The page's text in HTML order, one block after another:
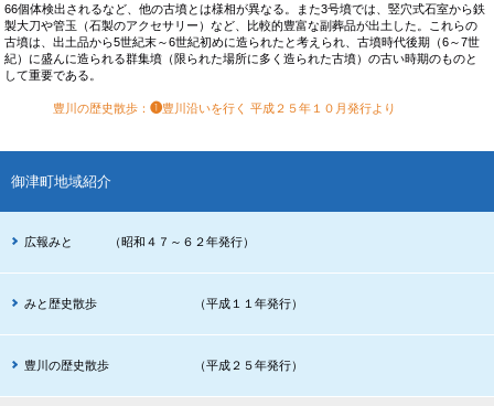
66個体検出されるなど、他の古墳とは様相が異なる。また3号墳では、竪穴式石室から鉄
製大刀や管玉（石製のアクセサリー）など、比較的豊富な副葬品が出土した。これらの
古墳は、出土品から5世紀末～6世紀初めに造られたと考えられ、古墳時代後期（6～7世
紀）に盛んに造られる群集墳（限られた場所に多く造られた古墳）の古い時期のものと
して重要である。
豊川の歴史散歩 ：❶豊川沿いを行く 平成２５年１０月発行より
御津町地域紹介
広報みと （昭和４７～６２年発行）
みと歴史散歩 （平成１１年発行）
豊川の歴史散歩 （平成２５年発行）